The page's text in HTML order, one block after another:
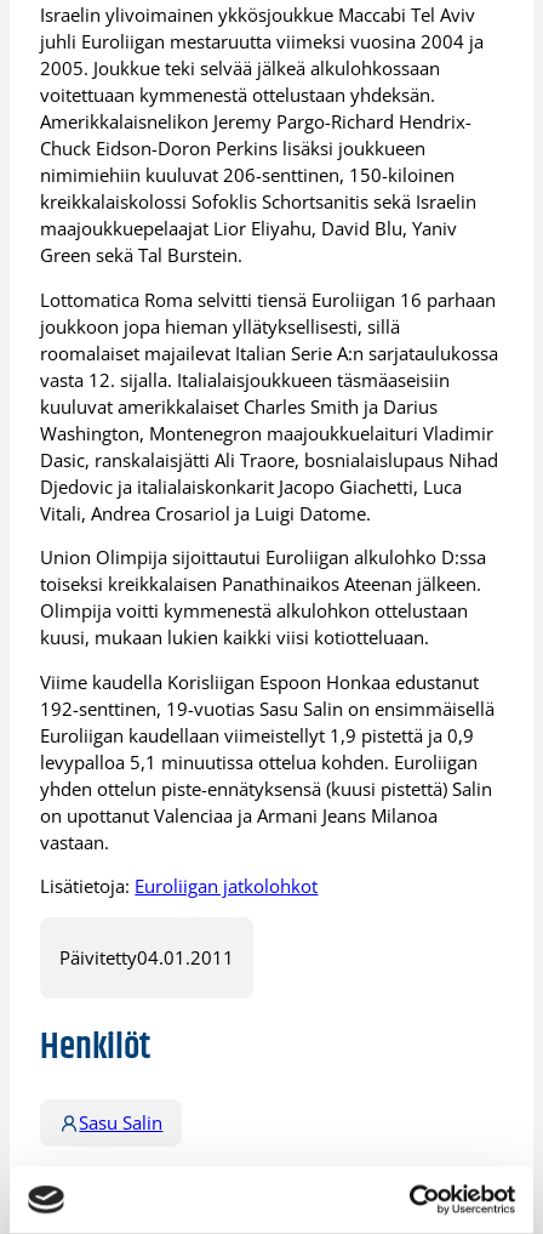
Israelin ylivoimainen ykkösjoukkue Maccabi Tel Aviv
juhli Euroliigan mestaruutta viimeksi vuosina 2004 ja
2005. Joukkue teki selvää jälkeä alkulohkossaan
voitettuaan kymmenestä ottelustaan yhdeksän.
Amerikkalaisnelikon Jeremy Pargo-Richard Hendrix-
Chuck Eidson-Doron Perkins lisäksi joukkueen
nimimiehiin kuuluvat 206-senttinen, 150-kiloinen
kreikkalaiskolossi Sofoklis Schortsanitis sekä Israelin
maajoukkuepelaajat Lior Eliyahu, David Blu, Yaniv
Green sekä Tal Burstein.
Lottomatica Roma selvitti tiensä Euroliigan 16 parhaan
joukkoon jopa hieman yllätyksellisesti, sillä
roomalaiset majailevat Italian Serie A:n sarjataulukossa
vasta 12. sijalla. Italialaisjoukkueen täsmäaseisiin
kuuluvat amerikkalaiset Charles Smith ja Darius
Washington, Montenegron maajoukkuelaituri Vladimir
Dasic, ranskalaisjätti Ali Traore, bosnialaislupaus Nihad
Djedovic ja italialaiskonkarit Jacopo Giachetti, Luca
Vitali, Andrea Crosariol ja Luigi Datome.
Union Olimpija sijoittautui Euroliigan alkulohko D:ssa
toiseksi kreikkalaisen Panathinaikos Ateenan jälkeen.
Olimpija voitti kymmenestä alkulohkon ottelustaan
kuusi, mukaan lukien kaikki viisi kotiotteluaan.
Viime kaudella Korisliigan Espoon Honkaa edustanut
192-senttinen, 19-vuotias Sasu Salin on ensimmäisellä
Euroliigan kaudellaan viimeistellyt 1,9 pistettä ja 0,9
levypalloa 5,1 minuutissa ottelua kohden. Euroliigan
yhden ottelun piste-ennätyksensä (kuusi pistettä) Salin
on upottanut Valenciaa ja Armani Jeans Milanoa
vastaan.
Lisätietoja: Euroliigan jatkolohkot
Päivitetty04.01.2011
Henkilöt
Sasu Salin
Kategoriat